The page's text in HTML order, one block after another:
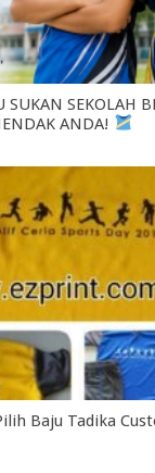
SUKAN SEKOLAH
ANDA!
Baju Tadika